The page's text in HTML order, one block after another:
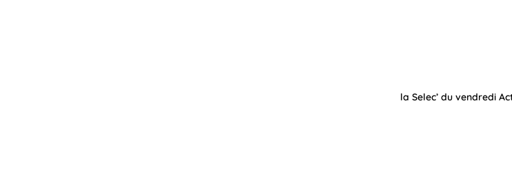
la Selec’ du vendredi